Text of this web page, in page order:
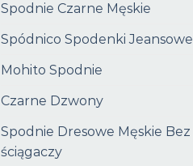
Spodnie Czarne Męskie
Spódnico Spodenki Jeansowe
Mohito Spodnie
Czarne Dzwony
Spodnie Dresowe Męskie Bez
ściągaczy